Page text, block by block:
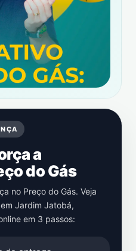
a
do Gás
no Preço do Gás. Veja
em Jardim Jatobá,
em 3 passos: